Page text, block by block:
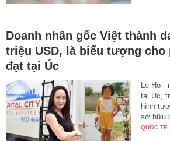
Doanh nhân gốc Việt thành
triệu USD, là biểu tượng cho
đạt tại Úc
Le Ho
tại Úc,
hình
sở hữu
QUỐC TẾ